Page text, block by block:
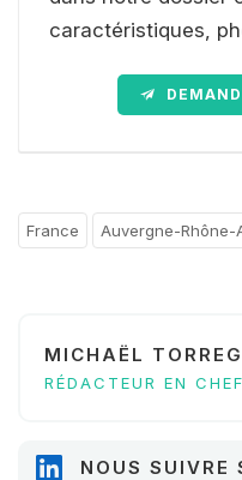
caractéristiques,
France Auvergne-Rhône-
MICHAËL
RÉDACTEUR EN CHEF
NOUS SUIVRE